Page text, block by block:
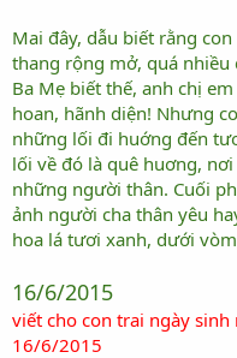
Mai đây, dẫu biết rằng
thang rộng mở, quá nhiều
Ba Mẹ biết thế, anh chị
hoan, hãnh diện! Nhưng
những lối đi huớng đến
lối về đó là quê huơng,
những người thân. Cuối
ảnh người cha thân yêu
hoa lá tươi xanh, dưới
16/6/2015
viết cho con trai ngày
16/6/2015